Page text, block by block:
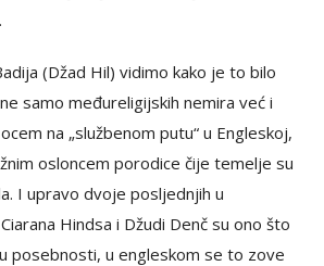
(Džad Hil) vidimo kako je to bilo
samo međureligijskih nemira već i
na „službenom putu“ u Engleskoj,
osloncem porodice čije temelje su
I upravo dvoje posljednjih u
Hindsa i Džudi Denč su ono što
posebnosti, u engleskom se to zove